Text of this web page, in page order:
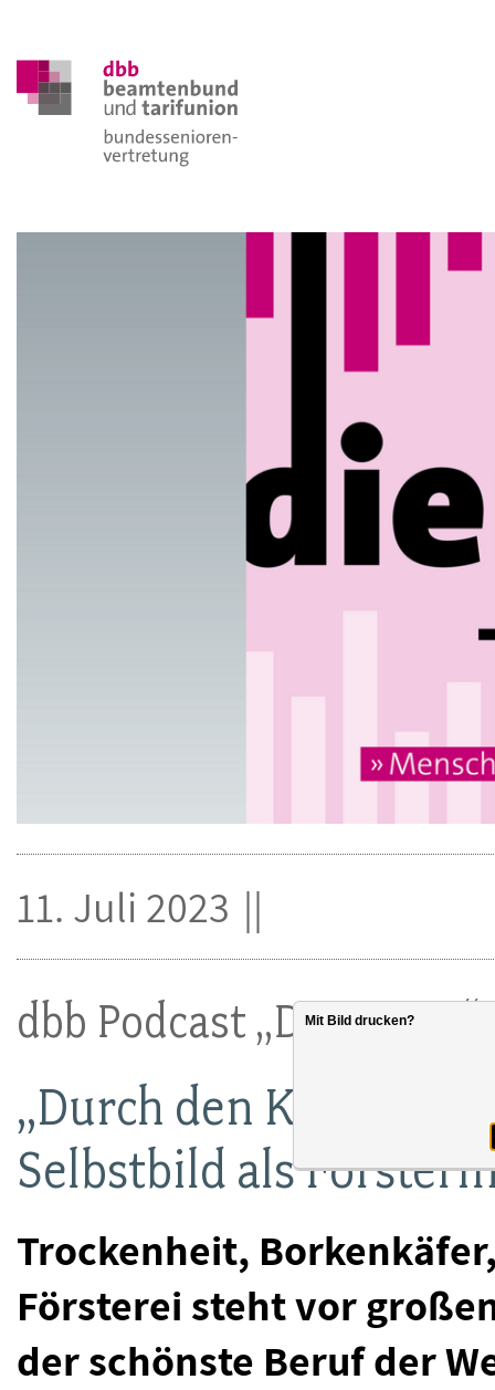
dbb Podcast
„Durch den
Selbstbild als
Trockenheit,
Försterei steht vor
der schönste Beruf der
11. Juli 2023
Mit Bild drucken?